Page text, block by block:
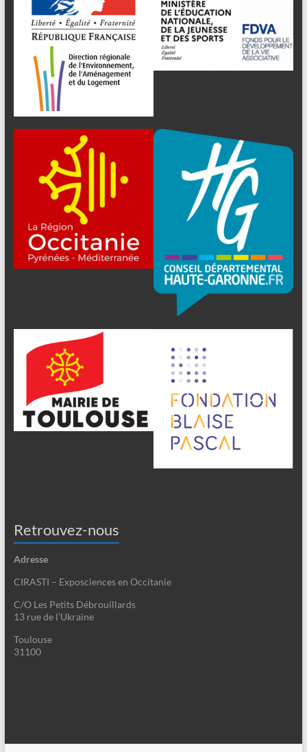
Retrouvez-nous
Adresse
CIRASTI – Exposciences en Occitanie
C/O Les Petits Débrouillards
13 rue de l’Ukraine
Toulouse
31100